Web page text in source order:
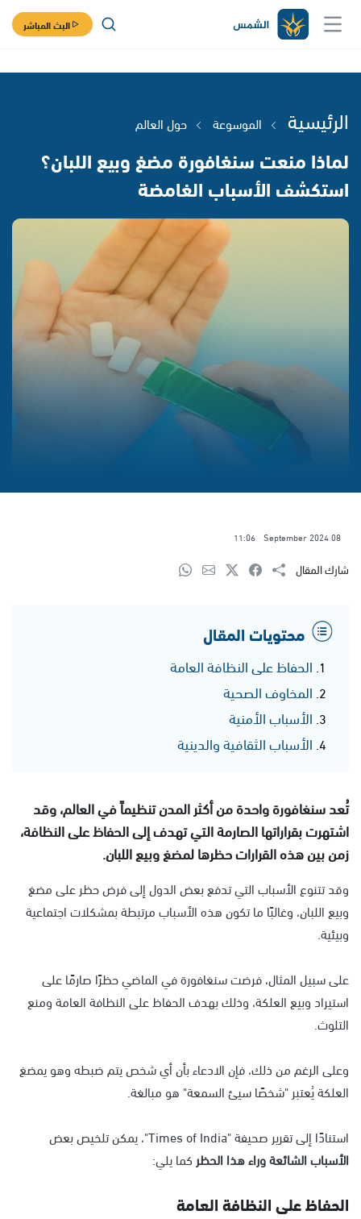
البث المباشر
الرئيسية الموسوعة حول العالم
لماذا منعت سنغافورة مضغ وبيع اللبان؟
استكشف الأسباب الغامضة
08 September 2024
11:06
شارك المقال
محتويات المقال
الحفاظ على النظافة العامة
المخاوف الصحية
الأسباب الأمنية
الأسباب الثقافية والدينية
تُعد سنغافورة واحدة من أكثر المدن تنظيماً في العالم، وقد
اشتهرت بقراراتها الصارمة التي تهدف إلى الحفاظ على النظافة،
زمن بين هذه القرارات حظرها لمضغ وبيع اللبان.
وقد تتنوع الأسباب التي تدفع بعض الدول إلى فرض حظر على مضغ
وبيع اللبان، وغالبًا ما تكون هذه الأسباب مرتبطة بمشكلات اجتماعية
وبيئية.
على سبيل المثال، فرضت سنغافورة في الماضي حظرًا صارمًا على
استيراد وبيع العلكة، وذلك بهدف الحفاظ على النظافة العامة ومنع
التلوث.
وعلى الرغم من ذلك، فإن الادعاء بأن أي شخص يتم ضبطه وهو يمضغ
العلكة يُعتبر "شخصًا سيئ السمعة" هو مبالغة.
استنادًا إلى تقرير صحيفة "Times of India"، يمكن تلخيص بعض
الأسباب الشائعة وراء هذا الحظر كما يلي:
الحفاظ على النظافة العامة